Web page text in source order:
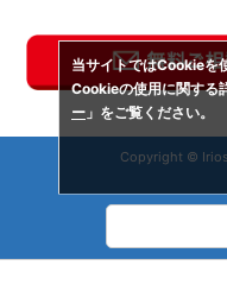
Copyright ©
当サイトではCookieを
Cookieの使用に関する
ー 」をご覧ください。